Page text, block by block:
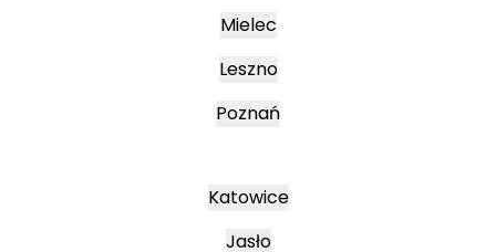
Mielec
Leszno
Poznań
Katowice
Jasło